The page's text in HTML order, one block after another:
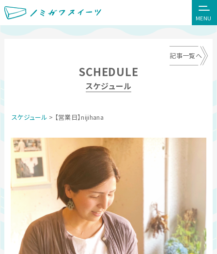
MENU
SCHEDULE
スケジュール
記事一覧へ
スケジュール > 【営業日】nijihana